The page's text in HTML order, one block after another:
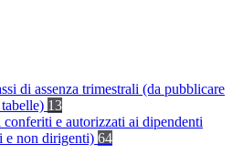
di assenza trimestrali (da pubblicare
13
e autorizzati ai dipendenti
e non dirigenti) 64